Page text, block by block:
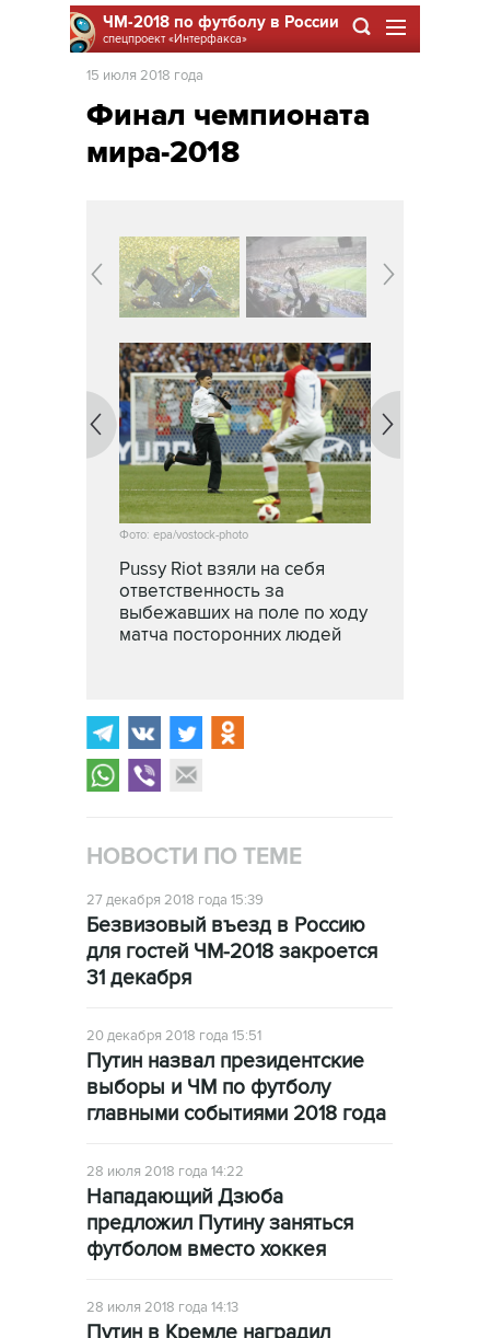
ЧМ-2018 по футболу в России
спецпроект«Интерфакса»
15 июля 2018 года
Финал чемпионата
мира-2018
Фото: epa/vostock-photo
Pussy Riot взяли на себя
ответственность за
выбежавших на поле по ходу
матча посторонних людей
НОВОСТИ ПО ТЕМЕ
27 декабря 2018 года 15:39
Безвизовый въезд в Россию
для гостей ЧМ-2018 закроется
31 декабря
20 декабря 2018 года 15:51
Путин назвал президентские
выборы и ЧМ по футболу
главными событиями 2018 года
28 июля 2018 года 14:22
Нападающий Дзюба
предложил Путину заняться
футболом вместо хоккея
28 июля 2018 года 14:13